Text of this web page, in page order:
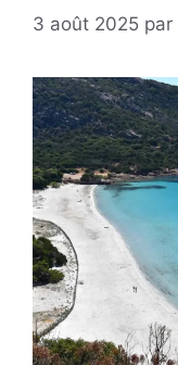
3 août 2025 par